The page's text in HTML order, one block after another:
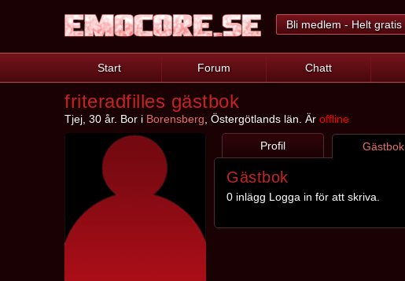
Bli medlem - Helt gratis
Start Forum Chatt
friteradfilles gästbok
Tjej, 30 år. Bor i Borensberg , Östergötlands län. Är offline
Profil Gästbok
Gästbok
0 inlägg Logga in för att skriva.